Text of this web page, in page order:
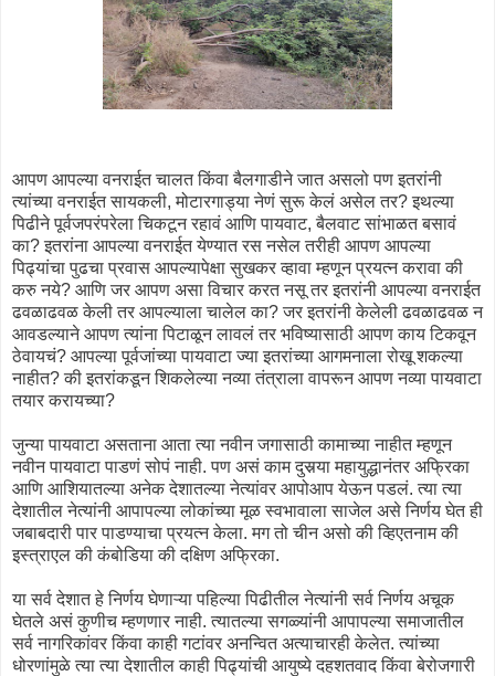
आपण आपल्या वनराईत चालत किंवा बैलगाडीने जात असलो पण इतरांनी
त्यांच्या वनराईत सायकली, मोटारगाड्या नेणं सुरू केलं असेल तर? इथल्या
पिढीने पूर्वजपरंपरेला चिकटून रहावं आणि पायवाट, बैलवाट सांभाळत बसावं
का? इतरांना आपल्या वनराईत येण्यात रस नसेल तरीही आपण आपल्या
पिढ्यांचा पुढचा प्रवास आपल्यापेक्षा सुखकर व्हावा म्हणून प्रयत्न करावा की
करु नये? आणि जर आपण असा विचार करत नसू तर इतरांनी आपल्या वनराईत
ढवळाढवळ केली तर आपल्याला चालेल का? जर इतरांनी केलेली ढवळाढवळ न
आवडल्याने आपण त्यांना पिटाळून लावलं तर भविष्यासाठी आपण काय टिकवून
ठेवायचं? आपल्या पूर्वजांच्या पायवाटा ज्या इतरांच्या आगमनाला रोखू शकल्या
नाहीत? की इतरांकडून शिकलेल्या नव्या तंत्राला वापरून आपण नव्या पायवाटा
तयार करायच्या?
जुन्या पायवाटा असताना आता त्या नवीन जगासाठी कामाच्या नाहीत म्हणून
नवीन पायवाटा पाडणं सोपं नाही. पण असं काम दुसर्‍या महायुद्धानंतर अफ्रिका
आणि आशियातल्या अनेक देशातल्या नेत्यांवर आपोआप येऊन पडलं. त्या त्या
देशातील नेत्यांनी आपापल्या लोकांच्या मूळ स्वभावाला साजेल असे निर्णय घेत ही
जबाबदारी पार पाडण्याचा प्रयत्न केला. मग तो चीन असो की व्हिएतनाम की
इस्त्राएल की कंबोडिया की दक्षिण अफ्रिका.
या सर्व देशात हे निर्णय घेणाऱ्या पहिल्या पिढीतील नेत्यांनी सर्व निर्णय अचूक
घेतले असं कुणीच म्हणणार नाही. त्यातल्या सगळ्यांनी आपापल्या समाजातील
सर्व नागरिकांवर किंवा काही गटांवर अनन्वित अत्याचारही केलेत. त्यांच्या
धोरणांमुळे त्या त्या देशातील काही पिढ्यांची आयुष्ये दहशतवाद किंवा बेरोजगारी